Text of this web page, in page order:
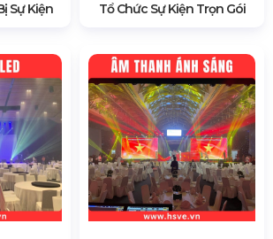
Sự Kiện Tổ Chức Sự Kiện Trọn Gói